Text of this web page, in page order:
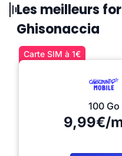
Les meilleurs
Ghisonaccia
Carte SIM à 1€
100 Go
9,99€/